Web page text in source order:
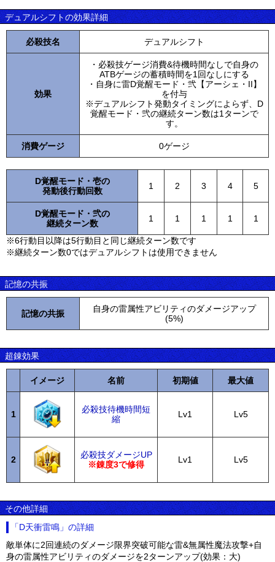
デュアルシフトの効果詳細
必殺技名 デュアルシフト
効果
・必殺技ゲージ消費&待機時間なしで自身の
ATBゲージの蓄積時間を1回なしにする
・自身に雷D覚醒モード・弐【アーシェ・II】
を付与
※デュアルシフト発動タイミングによらず、D
覚醒モード・弐の継続ターン数は1ターンで
す。
消費ゲージ 0ゲージ
D覚醒モード・壱の
発動後行動回数
1 2 3 4 5
D覚醒モード・弐の
継続ターン数
1 1 1 1 1
※6行動目以降は5行動目と同じ継続ターン数です
※継続ターン数0ではデュアルシフトは使用できません
記憶の共振
記憶の共振
自身の雷属性アビリティのダメージアップ
(5%)
超錬効果
イメージ 名前 初期値 最大値
1
必殺技待機時間短
縮
Lv1 Lv5
2
必殺技ダメージUP
※錬度3で修得
Lv1 Lv5
その他詳細
「D天衝雷鳴」の詳細
敵単体に2回連続のダメージ限界突破可能な雷&無属性魔法攻撃+自
身の雷属性アビリティのダメージを2ターンアップ(効果：大)